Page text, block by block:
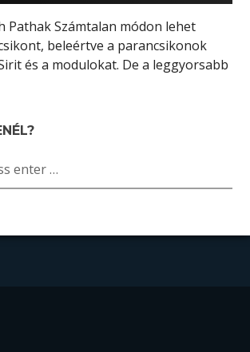
Pathak Számtalan módon lehet
beleértve a parancsikonok
és a modulokat. De a leggyorsabb